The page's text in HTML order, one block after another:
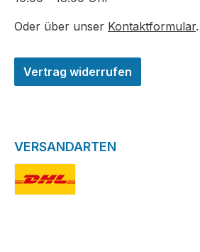
Oder über unser Kontaktformular.
Vertrag widerrufen
VERSANDARTEN